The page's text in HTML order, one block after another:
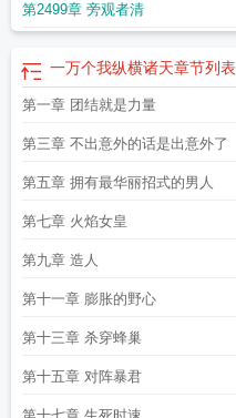
第2499章 旁观者清
一万个我纵横诸天章节列表
第一章 团结就是力量
第三章 不出意外的话是出意外了
第五章 拥有最华丽招式的男人
第七章 火焰女皇
第九章 造人
第十一章 膨胀的野心
第十三章 杀穿蜂巢
第十五章 对阵暴君